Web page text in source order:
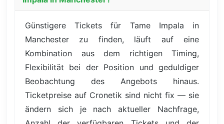
Günstigere Tickets für Tame Impala in
Manchester zu finden, läuft auf eine
Kombination aus dem richtigen Timing,
Flexibilität bei der Position und geduldiger
Beobachtung des Angebots hinaus.
Ticketpreise auf Cronetik sind nicht fix — sie
ändern sich je nach aktueller Nachfrage,